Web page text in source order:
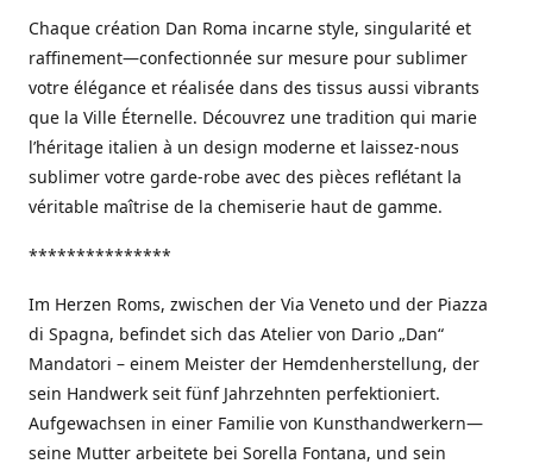
Chaque création Dan Roma incarne style, singularité et
raffinement—confectionnée sur mesure pour sublimer
votre élégance et réalisée dans des tissus aussi vibrants
que la Ville Éternelle. Découvrez une tradition qui marie
l’héritage italien à un design moderne et laissez-nous
sublimer votre garde-robe avec des pièces reflétant la
véritable maîtrise de la chemiserie haut de gamme.
***************
Im Herzen Roms, zwischen der Via Veneto und der Piazza
di Spagna, befindet sich das Atelier von Dario „Dan“
Mandatori – einem Meister der Hemdenherstellung, der
sein Handwerk seit fünf Jahrzehnten perfektioniert.
Aufgewachsen in einer Familie von Kunsthandwerkern—
seine Mutter arbeitete bei Sorella Fontana, und sein